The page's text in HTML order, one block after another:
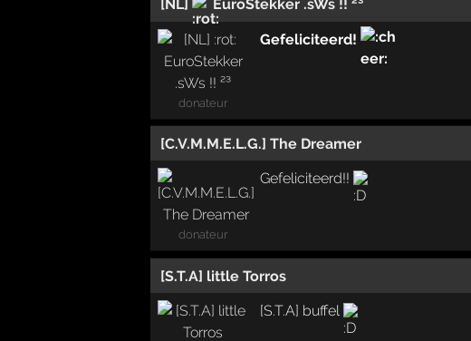
[NL] EuroStekker .sWs !! ²³
donateur
Gefeliciteerd!
[C.V.M.M.E.L.G.] The Dreamer
donateur
Gefeliciteerd!!
[S.T.A] little Torros
[S.T.A] buffel